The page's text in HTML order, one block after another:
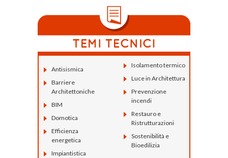
Antisismica
Barriere
Architettoniche
BIM
Domotica
Efficienza
energetica
Impiantistica
Isolamento termico
Luce in Architettura
Prevenzione
incendi
Restauro e
Ristrutturazioni
Sostenibilità e
Bioedilizia